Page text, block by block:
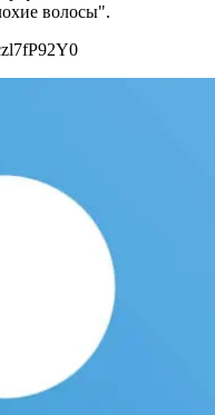
волосы".